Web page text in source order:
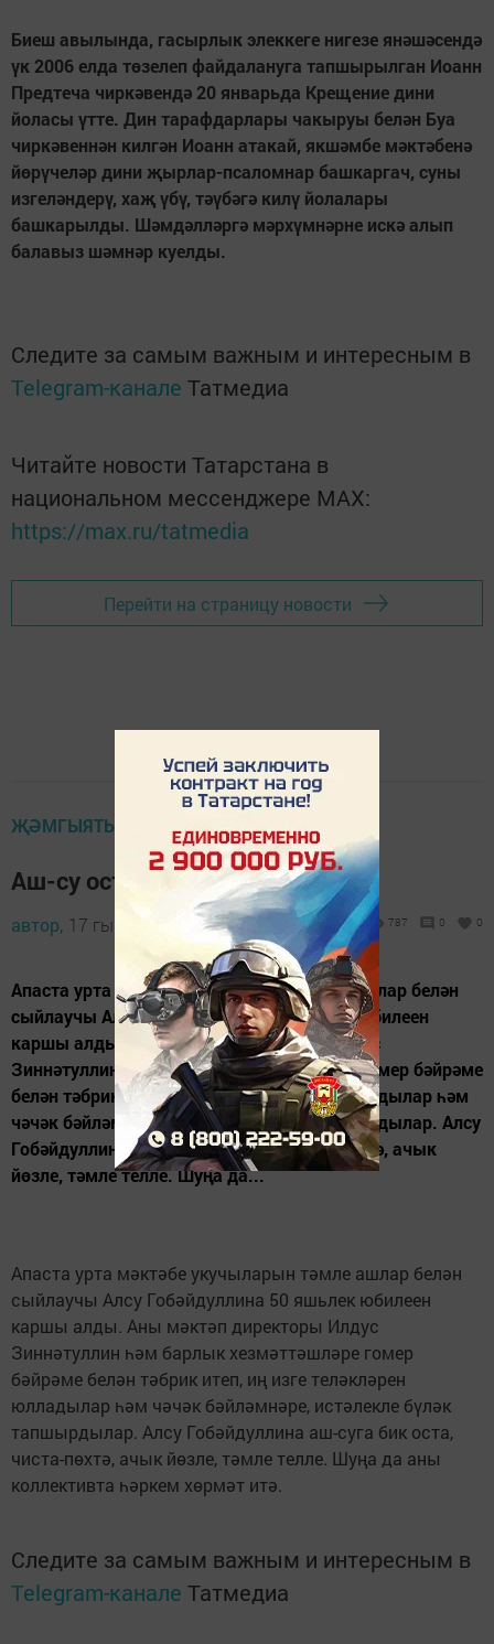
Биеш авылында, гасырлык элеккеге нигезе янәшәсендә
үк 2006 елда төзелеп файдалануга тапшырылган Иоанн
Предтеча чиркәвендә 20 январьда Крещение дини
йоласы үтте. Дин тарафдарлары чакыруы белән Буа
чиркәвеннән килгән Иоанн атакай, якшәмбе мәктәбенә
йөрүчеләр дини җырлар-псаломнар башкаргач, суны
изгеләндерү, хаҗ үбү, тәүбәгә килү йолалары
башкарылды. Шәмдәлләргә мәрхүмнәрне искә алып
балавыз шәмнәр куелды.
Следите за самым важным и интересным в
Telegram-канале Татмедиа
Читайте новости Татарстана в
национальном мессенджере MАХ:
https://max.ru/tatmedia
Перейти на страницу новости
ҖӘМГЫЯТЬ ҺӘМ БЕЗ
Аш-су остасы Алсу
автор, 17 гыйнвар 2014 - 12:42 787 0 0
Апаста урта мәктәбе укучыларын тәмле ашлар белән
сыйлаучы Алсу Гобәйдуллина 50 яшьлек юбилеен
каршы алды. Аны мәктәп директоры Илдус
Зиннәтуллин һәм барлык хезмәттәшләре гомер бәйрәме
белән тәбрик итеп, иң изге теләкләрен юлладылар һәм
чәчәк бәйләмнәре, истәлекле бүләк тапшырдылар. Алсу
Гобәйдуллина аш-суга бик оста, чиста-пөхтә, ачык
йөзле, тәмле телле. Шуңа да...
Апаста урта мәктәбе укучыларын тәмле ашлар белән
сыйлаучы Алсу Гобәйдуллина 50 яшьлек юбилеен
каршы алды. Аны мәктәп директоры Илдус
Зиннәтуллин һәм барлык хезмәттәшләре гомер
бәйрәме белән тәбрик итеп, иң изге теләкләрен
юлладылар һәм чәчәк бәйләмнәре, истәлекле бүләк
тапшырдылар. Алсу Гобәйдуллина аш-суга бик оста,
чиста-пөхтә, ачык йөзле, тәмле телле. Шуңа да аны
коллективта һәркем хөрмәт итә.
Следите за самым важным и интересным в
Telegram-канале Татмедиа